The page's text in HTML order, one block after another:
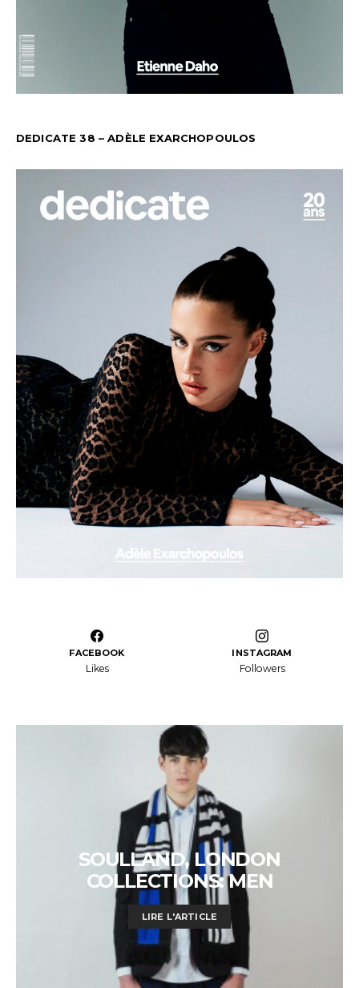
DEDICATE 38 – ADÈLE EXARCHOPOULOS
FACEBOOK
Likes
INSTAGRAM
Followers
SOULLAND, LONDON
COLLECTIONS: MEN
LIRE L'ARTICLE